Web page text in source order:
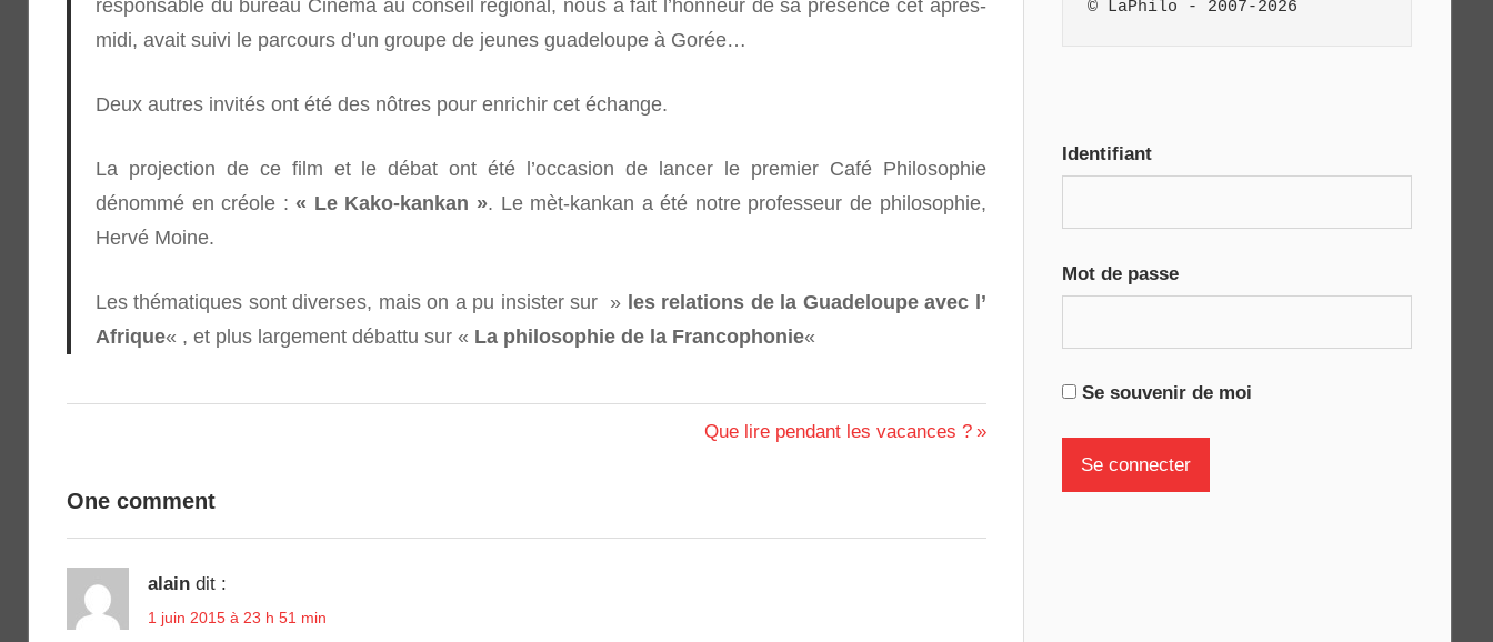
responsable du bureau Cinéma au conseil régional, nous a fait l’honneur de sa présence cet après-
midi, avait suivi le parcours d’un groupe de jeunes guadeloupe à Gorée…
Deux autres invités ont été des nôtres pour enrichir cet échange.
La projection de ce film et le débat ont été l’occasion de lancer le premier Café Philosophie
dénommé en créole :« Le Kako-kankan ». Le mèt-kankan a été notre professeur de philosophie,
Hervé Moine.
Les thématiques sont diverses, mais on a pu insister sur » les relations de la Guadeloupe avec l’
Afrique« , et plus largement débattu sur « La philosophie de la Francophonie«
Next
Que lire pendant les vacances ?
One comment
alain dit :
1 juin 2015 à 23 h 51 min
© LaPhilo - 2007-2026
Identifiant
Mot de passe
Se souvenir de moi